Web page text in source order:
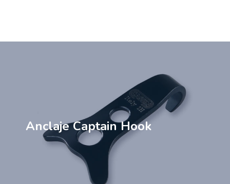
Anclaje Captain Hook